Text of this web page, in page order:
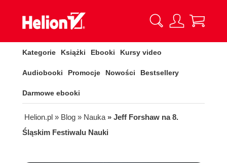
Kategorie Książki Ebooki Kursy video
Audiobooki Promocje Nowości Bestsellery
Darmowe ebooki
Helion.pl » Blog » Nauka » Jeff Forshaw na 8.
Śląskim Festiwalu Nauki